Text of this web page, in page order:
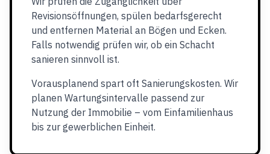
Revisionsöffnungen, spülen bedarfsgerecht
und entfernen Material an Bögen und Ecken.
Falls notwendig prüfen wir, ob ein Schacht
sanieren sinnvoll ist.
Vorausplanend spart oft Sanierungskosten. Wir
planen Wartungsintervalle passend zur
Nutzung der Immobilie – vom Einfamilienhaus
bis zur gewerblichen Einheit.